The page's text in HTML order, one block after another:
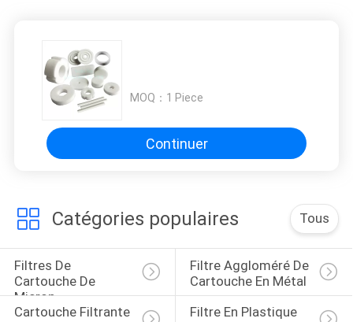
MOQ： 1 Piece
Continuer
Catégories populaires Tous
Filtres De
Cartouche De
Micron
Filtre Aggloméré De
Cartouche En Métal
Cartouche Filtrante
Filtre En Plastique